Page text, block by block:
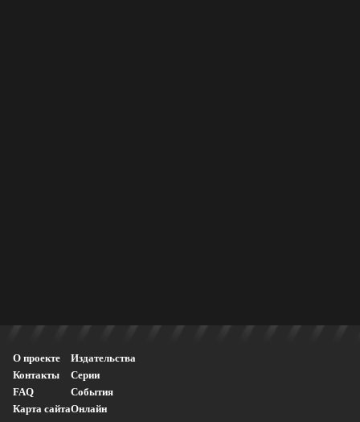
О проекте
Контакты
FAQ
Карта сайта
Издательства
Серии
События
Онлайн